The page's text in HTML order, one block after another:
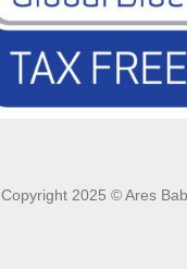
Copyright 2025 © Ares